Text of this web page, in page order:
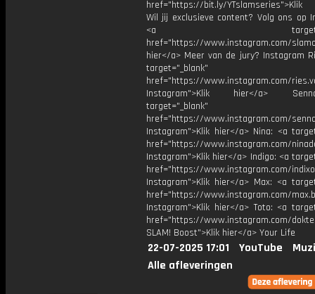
href="https://bit.ly/
Wil jij exclusieve content? Volg ons op
<a
href="https://www.instagram.com/
hier</a> Meer van de jury? Instagram
target="_blank"
href="https://www.instagram.com/
Instagram">Klik hier</a>
target="_blank"
href="https://www.instagram.com/
Instagram">Klik hier</a> Nina: <a
href="https://www.instagram.com/
Instagram">Klik hier</a> Indigo: <a
href="https://www.instagram.com/
Instagram">Klik hier</a> Max: <a
href="https://www.instagram.com/
Instagram">Klik hier</a> Toto: <a
href="https://www.instagram.com/
SLAM! Boost">Klik hier</a> Your Life
22-07-2025 17:01 YouTube
Alle afleveringen